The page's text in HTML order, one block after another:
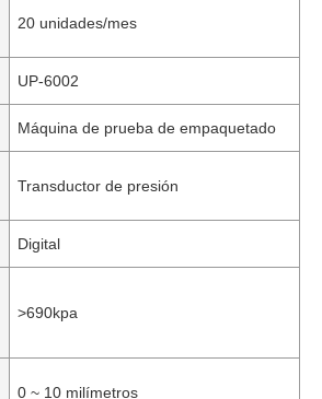
20 unidades/mes
UP-6002
Máquina de prueba de empaquetado
Transductor de presión
Digital
>690kpa
0 ~ 10 milímetros